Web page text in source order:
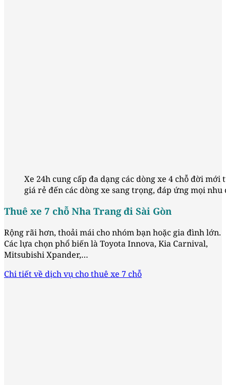
Xe 24h cung cấp đa dạng các dòng xe 4 chỗ đời
giá rẻ đến các dòng xe sang trọng, đáp ứng mọi nhu
Thuê xe 7 chỗ Nha Trang đi Sài Gòn
Rộng rãi hơn, thoải mái cho nhóm bạn hoặc gia đình lớn.
Các lựa chọn phổ biến là Toyota Innova, Kia Carnival,
Mitsubishi Xpander,…
Chi tiết về dịch vụ cho thuê xe 7 chỗ